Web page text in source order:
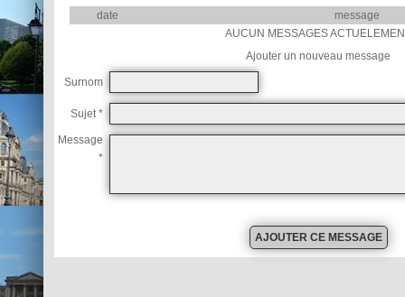
date
message
AUCUN MESSAGES
Ajouter un nouveau message
Surnom
Sujet *
Message
*